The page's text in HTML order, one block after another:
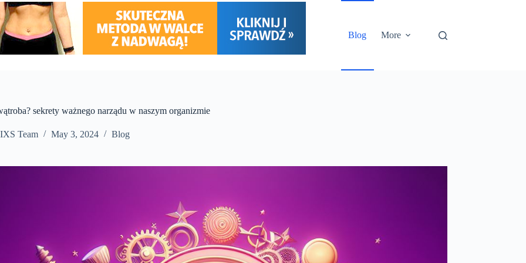
Blog
More
sekrety ważnego narządu w naszym organizmie
IXS Team May 3, 2024 Blog